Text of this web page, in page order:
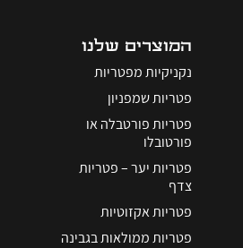
המוצרים שלנו
נקניקיות מפטריות
פטריות שמפניון
פטריות פורטבלה או
פורטובלו
פטריות יער – פטריות
צדף
פטריות אקזוטיות
פטריות ממולאות בגבינה